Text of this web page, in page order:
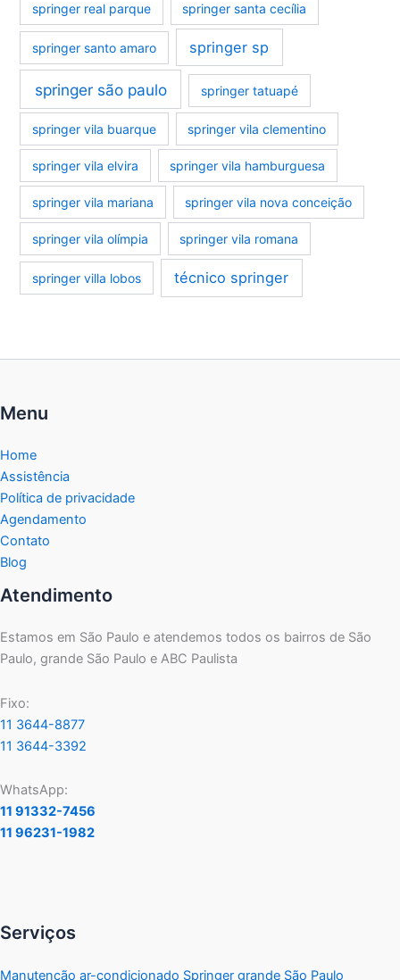
springer real parque springer santa cecília
springer santo amaro springer sp
springer são paulo springer tatuapé
springer vila buarque springer vila clementino
springer vila elvira springer vila hamburguesa
springer vila mariana springer vila nova conceição
springer vila olímpia springer vila romana
springer villa lobos técnico springer
Menu
Home
Assistência
Política de privacidade
Agendamento
Contato
Blog
Atendimento
Estamos em São Paulo e atendemos todos os bairros de São
Paulo, grande São Paulo e ABC Paulista
Fixo:
11 3644-8877
11 3644-3392
WhatsApp:
11 91332-7456
11 96231-1982
Serviços
Manutenção ar-condicionado Springer grande São Paulo